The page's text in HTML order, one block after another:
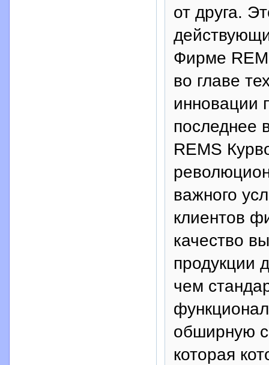
от друга.
Фирме
во главе
инновации
последнее
REMS
важного
клиентов
качество
продукции
чем
обширную
которая